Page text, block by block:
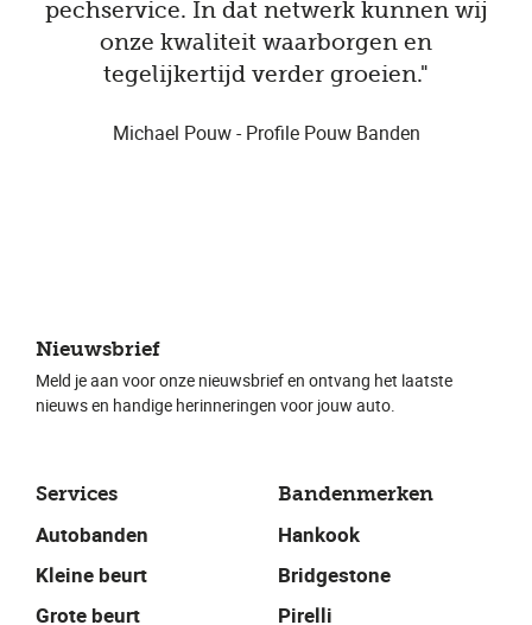
pechservice. In dat netwerk kunnen wij
onze kwaliteit waarborgen en
tegelijkertijd verder groeien."
Michael Pouw - Profile Pouw Banden
Services
Autobanden
Kleine beurt
Grote beurt
Bandenmerken
Hankook
Bridgestone
Pirelli
Nieuwsbrief
Meld je aan voor onze nieuwsbrief en ontvang het laatste
nieuws en handige herinneringen voor jouw auto.